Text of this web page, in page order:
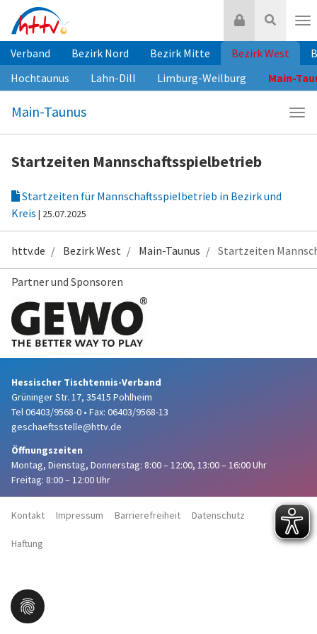
Inhalt
springen
Suche
Login
Verband Bezirk Nord Bezirk Mitte Bezirk West
Hochtaunus
Lahn-Dill Limburg-Weilburg Main-
Main-Taunus
Startzeiten Mannschaftsspielbetrieb
Startzeiten für Mannschaftsspielbetrieb in Bezirk und
Kreis | 25.07.2025
httv.de Bezirk West Main-Taunus Startzeiten
Partner und Sponsoren
Hessischer Tischtennis-Verband
Grüninger Str. 17, 35415 Pohlheim
Tel 06403/9568-0 • Fax: 06403/9568-13
geschaeftsstelle@httv.de
Öffnungszeiten
Montag, Dienstag, Donnerstag: 8:00 – 12:00, 13:00 – 16:00 Uhr
Freitag: 8:00 – 12:00 Uhr
Kontakt Impressum Barrierefreiheit Datenschutz
Haftung